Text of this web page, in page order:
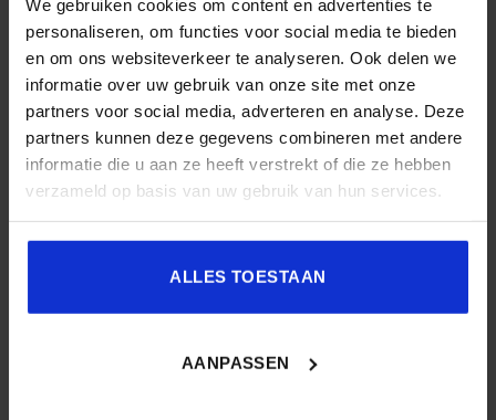
We gebruiken cookies om content en advertenties te
personaliseren, om functies voor social media te bieden
en om ons websiteverkeer te analyseren. Ook delen we
informatie over uw gebruik van onze site met onze
partners voor social media, adverteren en analyse. Deze
partners kunnen deze gegevens combineren met andere
informatie die u aan ze heeft verstrekt of die ze hebben
verzameld op basis van uw gebruik van hun services.
ALLES TOESTAAN
AANPASSEN
REDACTIE
van weten, willen en kunnen’
Congrescentrum Orpheus
host van het Nationaal
Warmte Congres 2023
Geef een reactie
Je e-mailadres wordt niet gepubliceerd.